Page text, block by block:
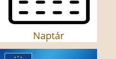
Naptár